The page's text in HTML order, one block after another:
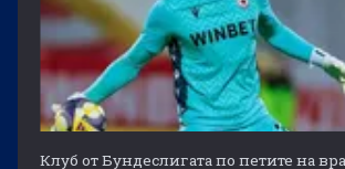
Клуб от Бундеслигата по петите на